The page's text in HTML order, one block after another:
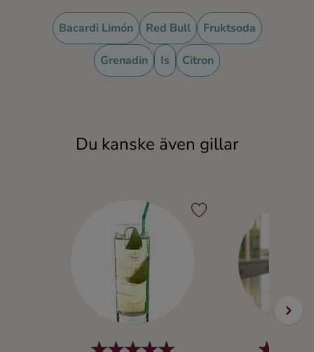
Whisky
Ingredienser
Bacardi Limón Red Bull Fruktsoda
Grenadin Is Citron
Du kanske även gillar